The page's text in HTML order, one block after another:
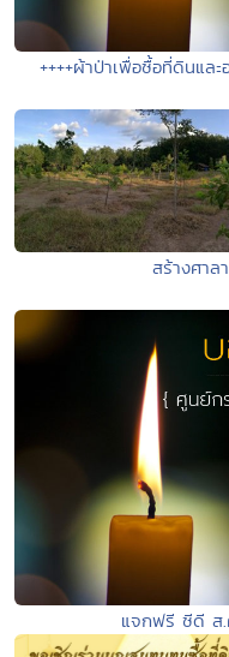
++++ผ้าป่าเพื่อซื้อที่ดินแล
สร้างศาล
แจกฟรี ซีดี ส.